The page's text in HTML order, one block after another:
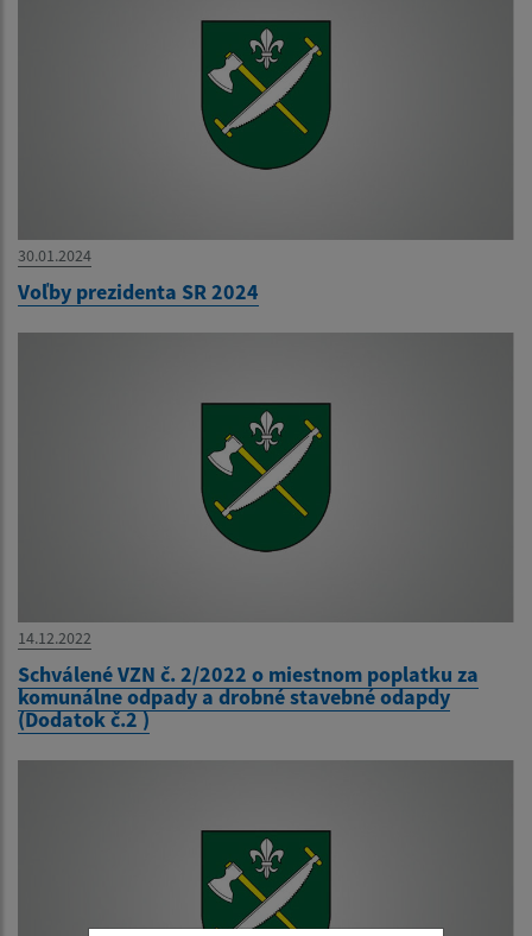
30.01.2024
Voľby prezidenta SR 2024
14.12.2022
Schválené VZN č. 2/2022 o miestnom poplatku za
komunálne odpady a drobné stavebné odapdy
(Dodatok č.2 )